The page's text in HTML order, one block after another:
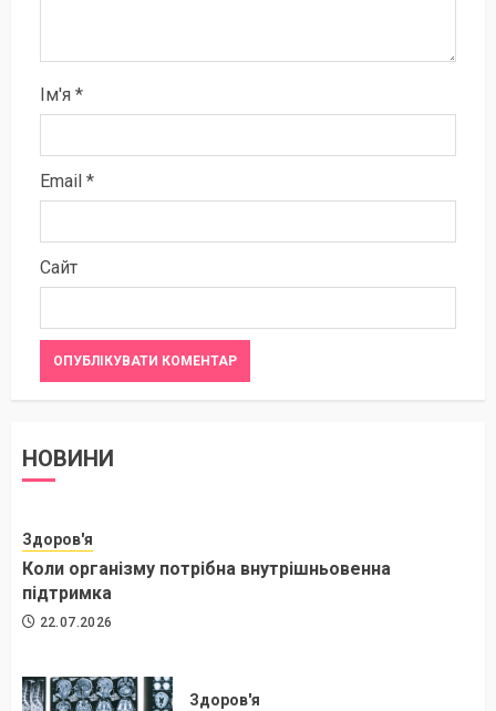
Ім'я *
Email *
Сайт
НОВИНИ
Здоров'я
Коли організму потрібна внутрішньовенна
підтримка
22.07.2026
Здоров'я